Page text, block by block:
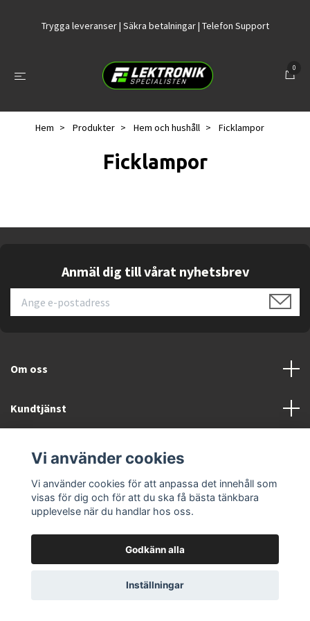
Trygga leveranser | Säkra betalningar | Telefon Support
0
Hem Produkter Hem och hushåll Ficklampor
Ficklampor
Anmäl dig till vårat nyhetsbrev
Om oss
Kundtjänst
© 2026 ELEKTRONIKSPECIALISTEN.SE
Vi använder cookies
Vi använder cookies för att anpassa det innehåll som
visas för dig och för att du ska få bästa tänkbara
upplevelse när du handlar hos oss.
Godkänn alla
Inställningar